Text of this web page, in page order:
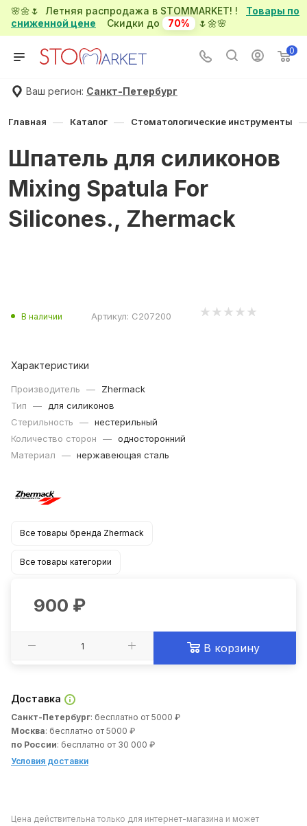
🌸🌼🌷 Летняя распродажа в STOMMARKET! ! Товары по
сниженной цене Скидки до 70% 🌷🌼🌸
0
Ваш регион: Санкт-Петербург
Главная — Каталог — Стоматологические инструменты
Шпатель для силиконов
Mixing Spatula For
Silicones., Zhermack
В наличии Артикул: C207200
Характеристики
Производитель —
Zhermack
Тип
—
для силиконов
Стерильность
— нестерильный
Количество сторон
— односторонний
Материал
— нержавеющая сталь
Все товары бренда Zhermack
Все товары категории
900 ₽
В корзину
Доставка
Санкт-Петербург: бесплатно от 5000 ₽
Москва: бесплатно от 5000 ₽
по России: бесплатно от 30 000 ₽
Условия доставки
Цена действительна только для интернет-магазина и может